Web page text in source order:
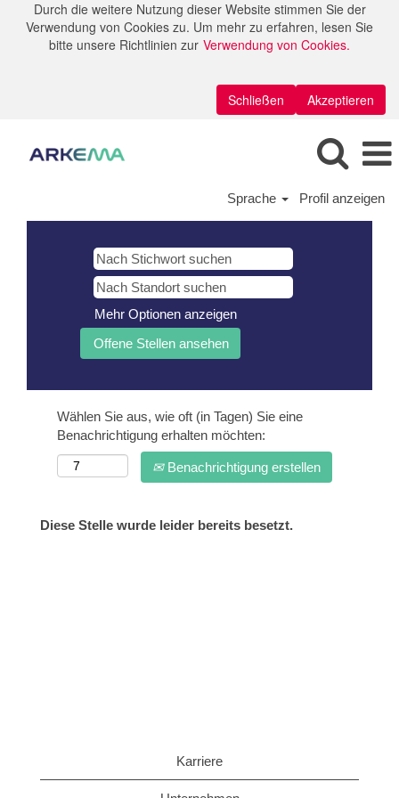
Durch die weitere Nutzung dieser Website stimmen Sie der
Verwendung von Cookies zu. Um mehr zu erfahren, lesen Sie
bitte unsere Richtlinien zur Verwendung von Cookies.
Akzeptieren
Schließen
Sprache Profil anzeigen
Mehr Optionen anzeigen
Wählen Sie aus, wie oft (in Tagen) Sie eine
Benachrichtigung erhalten möchten:
Benachrichtigung erstellen
Diese Stelle wurde leider bereits besetzt.
Karriere